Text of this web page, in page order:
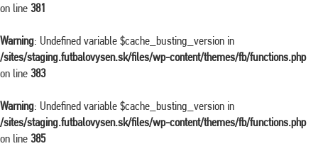
on line 381
Warning: Undefined variable $cache_busting_version in
/sites/staging.futbalovysen.sk/files/wp-content/themes/fb/functions.php
on line 383
Warning: Undefined variable $cache_busting_version in
/sites/staging.futbalovysen.sk/files/wp-content/themes/fb/functions.php
on line 385